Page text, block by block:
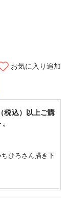
お気に入り追加
税込）以上ご購
ちひろさん描き下